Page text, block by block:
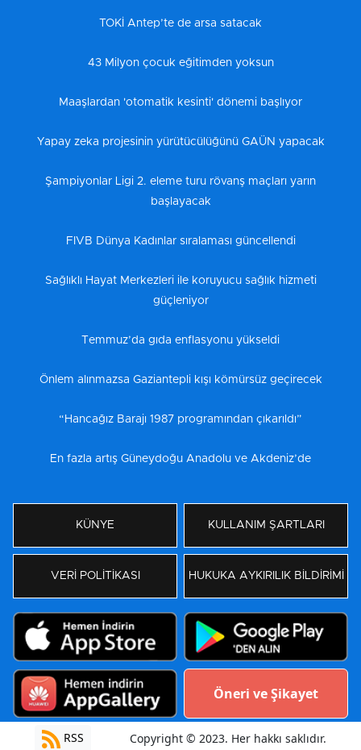
TOKİ Antep’te de arsa satacak
43 Milyon çocuk eğitimden yoksun
Maaşlardan 'otomatik kesinti' dönemi başlıyor
Yapay zeka projesinin yürütücülüğünü GAÜN yapacak
Şampiyonlar Ligi 2. eleme turu rövanş maçları yarın
başlayacak
FIVB Dünya Kadınlar sıralaması güncellendi
Sağlıklı Hayat Merkezleri ile koruyucu sağlık hizmeti
güçleniyor
Temmuz’da gıda enflasyonu yükseldi
Önlem alınmazsa Gaziantepli kışı kömürsüz geçirecek
“Hancağız Barajı 1987 programından çıkarıldı”
En fazla artış Güneydoğu Anadolu ve Akdeniz’de
KÜNYE KULLANIM ŞARTLARI
VERİ POLİTİKASI HUKUKA AYKIRILIK BİLDİRİMİ
Öneri ve Şikayet
RSS Copyright © 2023. Her hakkı saklıdır.